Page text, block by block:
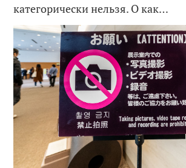
категорически нельзя. О как…